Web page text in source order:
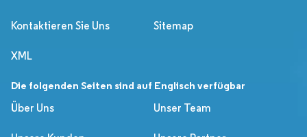
Kontaktieren Sie Uns Sitemap
XML
Die folgenden Seiten sind auf Englisch verfügbar
Über Uns
Unser Team